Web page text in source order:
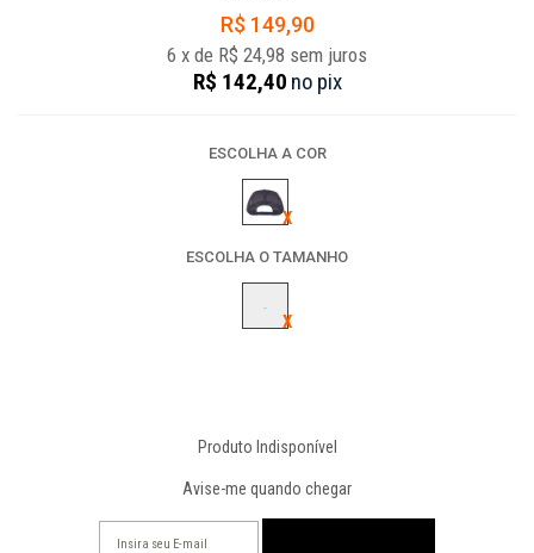
R$ 149,90
6 x de R$ 24,98 sem juros
R$ 142,40 no pix
ESCOLHA A COR
ESCOLHA O TAMANHO
-
Produto Indisponível
Avise-me quando chegar